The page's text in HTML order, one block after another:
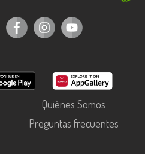
Quiénes Somos
Preguntas frecuentes